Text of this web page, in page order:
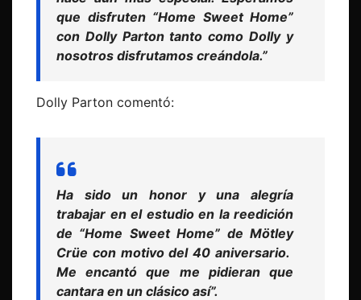
que disfruten “Home Sweet Home”
con Dolly Parton tanto como Dolly y
nosotros disfrutamos creándola.”
Dolly Parton comentó:
Ha sido un honor y una alegría
trabajar en el estudio en la reedición
de “Home Sweet Home” de Mötley
Crüe con motivo del 40 aniversario.
Me encantó que me pidieran que
cantara en un clásico así”.